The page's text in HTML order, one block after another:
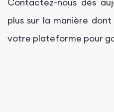
plus sur la manière
votre plateforme pour